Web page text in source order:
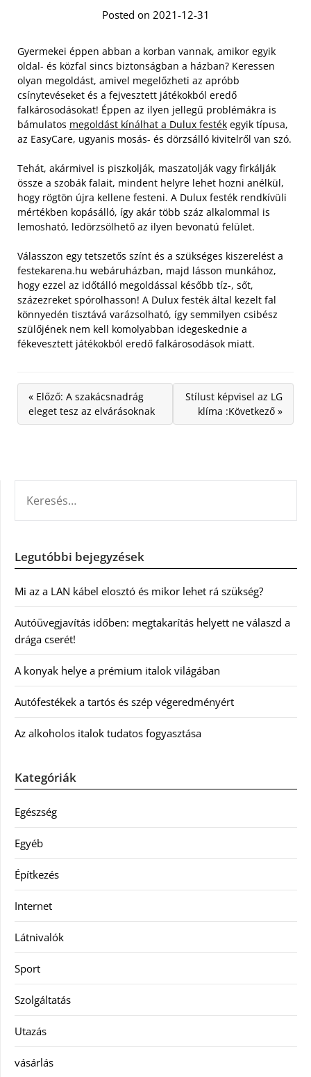
Posted on 2021-12-31
Gyermekei éppen abban a korban vannak, amikor egyik
oldal- és közfal sincs biztonságban a házban? Keressen
olyan megoldást, amivel megelőzheti az apróbb
csínytevéseket és a fejvesztett játékokból eredő
falkárosodásokat! Éppen az ilyen jellegű problémákra is
bámulatos megoldást kínálhat a Dulux festék egyik típusa,
az EasyCare, ugyanis mosás- és dörzsálló kivitelről van szó.
Tehát, akármivel is piszkolják, maszatolják vagy firkálják
össze a szobák falait, mindent helyre lehet hozni anélkül,
hogy rögtön újra kellene festeni. A Dulux festék rendkívüli
mértékben kopásálló, így akár több száz alkalommal is
lemosható, ledörzsölhető az ilyen bevonatú felület.
Válasszon egy tetszetős színt és a szükséges kiszerelést a
festekarena.hu webáruházban, majd lásson munkához,
hogy ezzel az időtálló megoldással később tíz-, sőt,
százezreket spórolhasson! A Dulux festék által kezelt fal
könnyedén tisztává varázsolható, így semmilyen csibész
szülőjének nem kell komolyabban idegeskednie a
fékevesztett játékokból eredő falkárosodások miatt.
« Előző: A szakácsnadrág
eleget tesz az elvárásoknak
Stílust képvisel az LG
klíma :Következő »
Legutóbbi bejegyzések
Mi az a LAN kábel elosztó és mikor lehet rá szükség?
Autóüvegjavítás időben: megtakarítás helyett ne válaszd a
drága cserét!
A konyak helye a prémium italok világában
Autófestékek a tartós és szép végeredményért
Az alkoholos italok tudatos fogyasztása
Kategóriák
Egészség
Egyéb
Építkezés
Internet
Látnivalók
Sport
Szolgáltatás
Utazás
vásárlás